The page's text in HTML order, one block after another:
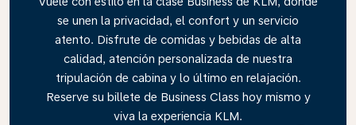
se unen la privacidad, el confort y un servicio
atento. Disfrute de comidas y bebidas de alta
calidad, atención personalizada de nuestra
tripulación de cabina y lo último en relajación.
Reserve su billete de Business Class hoy mismo y
viva la experiencia KLM.